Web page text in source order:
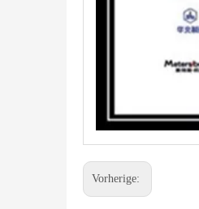
Vorherige: